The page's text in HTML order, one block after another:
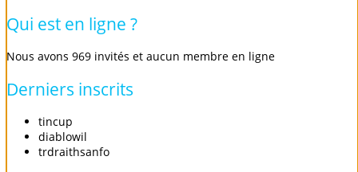
Qui est en ligne ?
Nous avons 969 invités et aucun membre en ligne
Derniers inscrits
tincup
diablowil
trdraithsanfo